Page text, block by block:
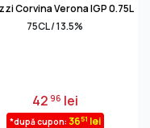
Corvina Verona IGP 0.75L
75CL / 13.5%
4296 lei
*după cupon: 3651 lei